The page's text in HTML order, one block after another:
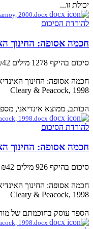
יכולת זו...
להורדת הסיכום
חכמה אסופה: החינוך האינדיאני
סיכום בהיקף 1278 מילים
חכמה אסופה: החינוך האינדיאני באמריקה.
Cleary & Peacock, 1998
הכותב, ממוצא אינדיאני,
להורדת הסיכום
חכמה אסופה: החינוך האינדיאני
סיכום בהיקף 926 מילים ₪42
חכמה אסופה: החינוך האינדיאני באמריקה.
Cleary & Peacock, 1998
הספר עוסק בחוכמתם של